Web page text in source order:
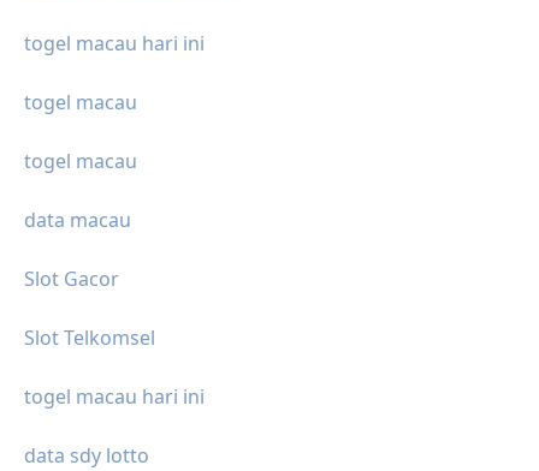
togel macau hari ini
togel macau
togel macau
data macau
Slot Gacor
Slot Telkomsel
togel macau hari ini
data sdy lotto